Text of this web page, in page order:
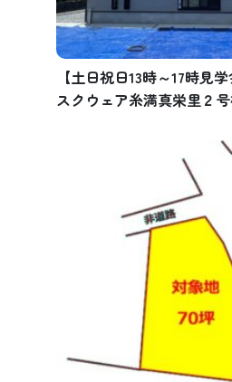
【土日祝日13時～17時見
スクウェア糸満真栄里２